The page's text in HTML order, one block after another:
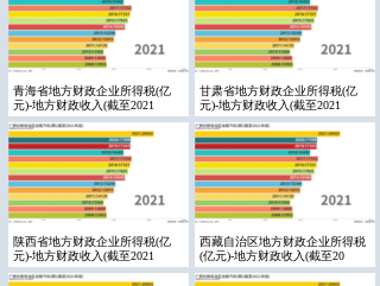
青海省地方财政企业所得税(亿
元)-地方财政收入(截至2021
甘肃省地方财政企业所得税(亿
元)-地方财政收入(截至2021
陕西省地方财政企业所得税(亿
元)-地方财政收入(截至2021
西藏自治区地方财政企业所得税
(亿元)-地方财政收入(截至20